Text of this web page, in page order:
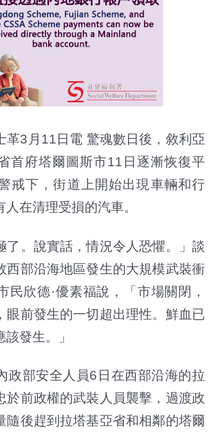
3月11日電 驚魂數日後，敘利亞
首府塔爾圖斯市11日逐漸恢復平
戒下，街道上開始出現車輛和行
人在清理受損的汽車。
。說實話，情況令人恐懼。」談
西部沿海地區發生的大規模武裝衝
民欣德·優素福說，「市場關閉，
眼前發生的一切超出理性。鮮血已
發生。」
政部安全人員6日在西部沿海的拉
於前政權的武裝人員襲擊，過渡政
隨後趕到拉塔基亞省和相鄰的塔爾